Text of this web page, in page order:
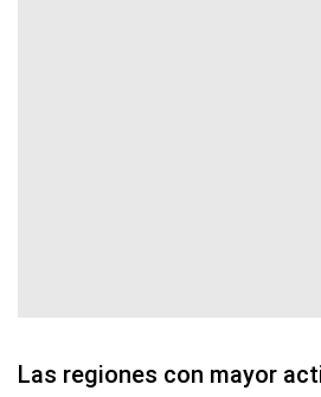
Las regiones con mayor